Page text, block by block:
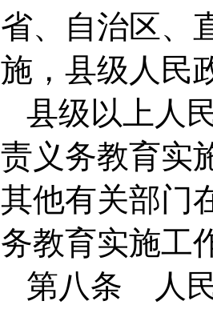
省、自治区、
施，县级人民
县级以上人
责义务教育实
其他有关部门
务教育实施工
第八条 人